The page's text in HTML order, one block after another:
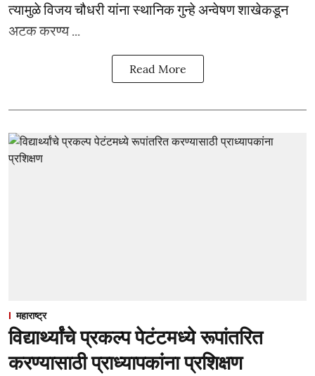
त्यामुळे विजय चौधरी यांना स्थानिक गुन्हे अन्वेषण शाखेकडून
अटक करण्य ...
Read More
महाराष्ट्र
विद्यार्थ्यांचे प्रकल्प पेटंटमध्ये रूपांतरित
करण्यासाठी प्राध्यापकांना प्रशिक्षण